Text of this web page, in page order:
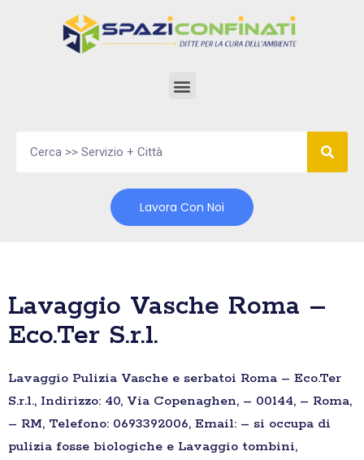
Lavora Con Noi
Lavaggio Vasche Roma –
Eco.Ter S.r.l.
Lavaggio Pulizia Vasche e serbatoi Roma – Eco.Ter
S.r.l., Indirizzo: 40, Via Copenaghen, – 00144, – Roma,
– RM, Telefono: 0693392006, Email: – si occupa di
pulizia fosse biologiche e Lavaggio tombini,